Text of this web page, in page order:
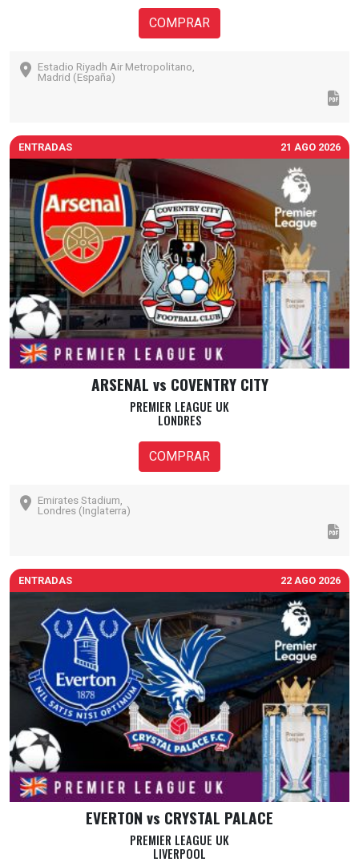
COMPRAR
Estadio Riyadh Air Metropolitano,
Madrid (España)
ENTRADAS 21 AGO 2026
ARSENAL vs COVENTRY CITY
PREMIER LEAGUE UK
LONDRES
COMPRAR
Emirates Stadium,
Londres (Inglaterra)
ENTRADAS 22 AGO 2026
EVERTON vs CRYSTAL PALACE
PREMIER LEAGUE UK
LIVERPOOL